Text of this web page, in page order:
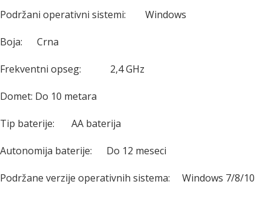
Podržani operativni sistemi: Windows
Boja: Crna
Frekventni opseg: 2,4 GHz
Domet: Do 10 metara
Tip baterije: AA baterija
Autonomija baterije: Do 12 meseci
Podržane verzije operativnih sistema: Windows 7/8/10